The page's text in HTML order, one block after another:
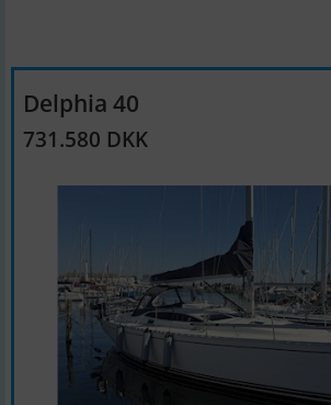
Delphia 40
731.580 DKK